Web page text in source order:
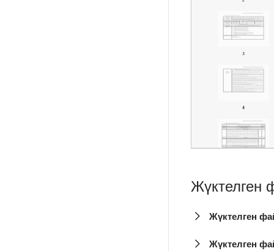
Жүктелген
Жүктелген
Жүктелген